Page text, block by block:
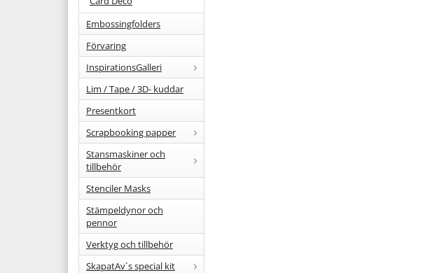
Embossingfolders
Förvaring
InspirationsGalleri
Lim / Tape / 3D- kuddar
Presentkort
Scrapbooking papper
Stansmaskiner och
tillbehör
Stenciler Masks
Stämpeldynor och
pennor
Verktyg och tillbehör
SkapatAv´s special kit